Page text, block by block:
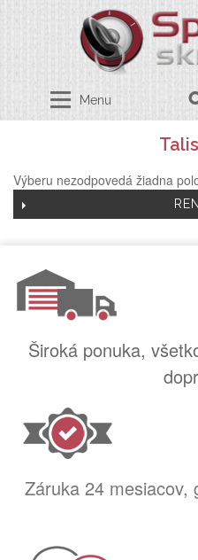
Menu
Výberu nezodpovedá žiadna
Široká ponuka,
Záruka 24 mesiacov,